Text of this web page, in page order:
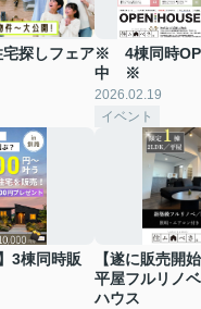
探しフェア※ 4棟同時
中 ※
2026.02.19
イベント
3棟同時販
【遂に販売開
平屋フルリノ
ハウス